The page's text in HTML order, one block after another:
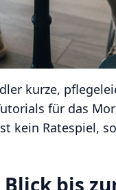
kurze,
für das
kein Ratespiel,
bis